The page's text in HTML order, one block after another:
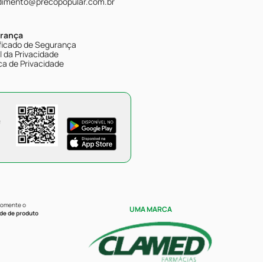
de Segurança
da Privacidade
de Privacidade
o
de produto
UMA MARCA